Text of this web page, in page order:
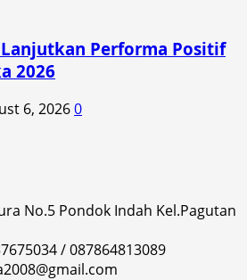
Performa Positif
2026
6, 20260
No.5 Pondok Indah Kel.Pagutan
/ 087864813089